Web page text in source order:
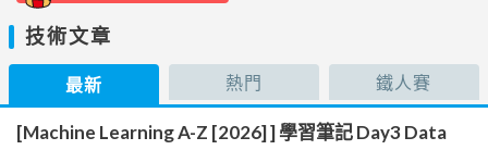
技術文章
最新 熱門 鐵人賽
[Machine Learning A-Z [2026] ] 學習筆記 Day3 Data